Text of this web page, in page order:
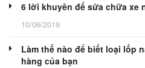
6 lời khuyên để sửa chữa xe
10/06/2019
Làm thế nào để biết loại lốp
hàng của bạn